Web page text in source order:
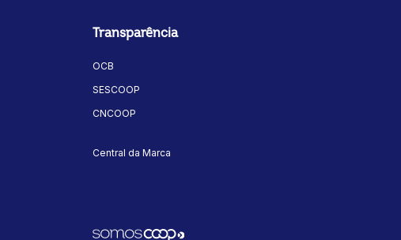
Transparência
OCB
SESCOOP
CNCOOP
Central da Marca